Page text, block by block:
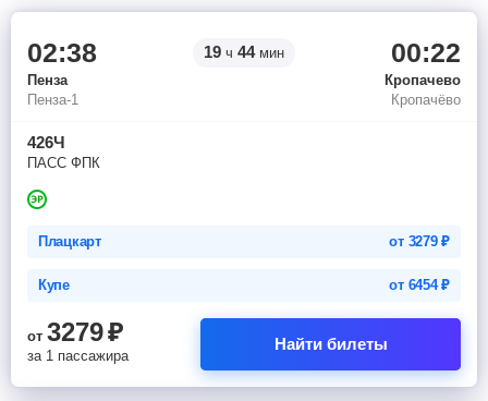
02:38 19 ч 44мин 00:22
Пенза
Кропачево
Пенза-1
Кропачёво
426Ч
ПАСС ФПК
Плацкарт от 3279₽
Купе от 6454₽
от 3279₽
за 1 пассажира
Найти билеты